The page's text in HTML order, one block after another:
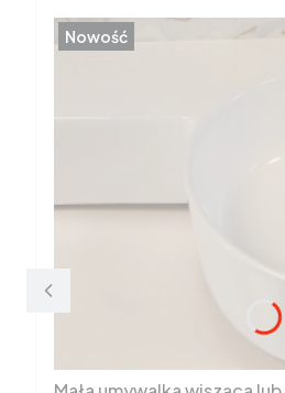
Nowość